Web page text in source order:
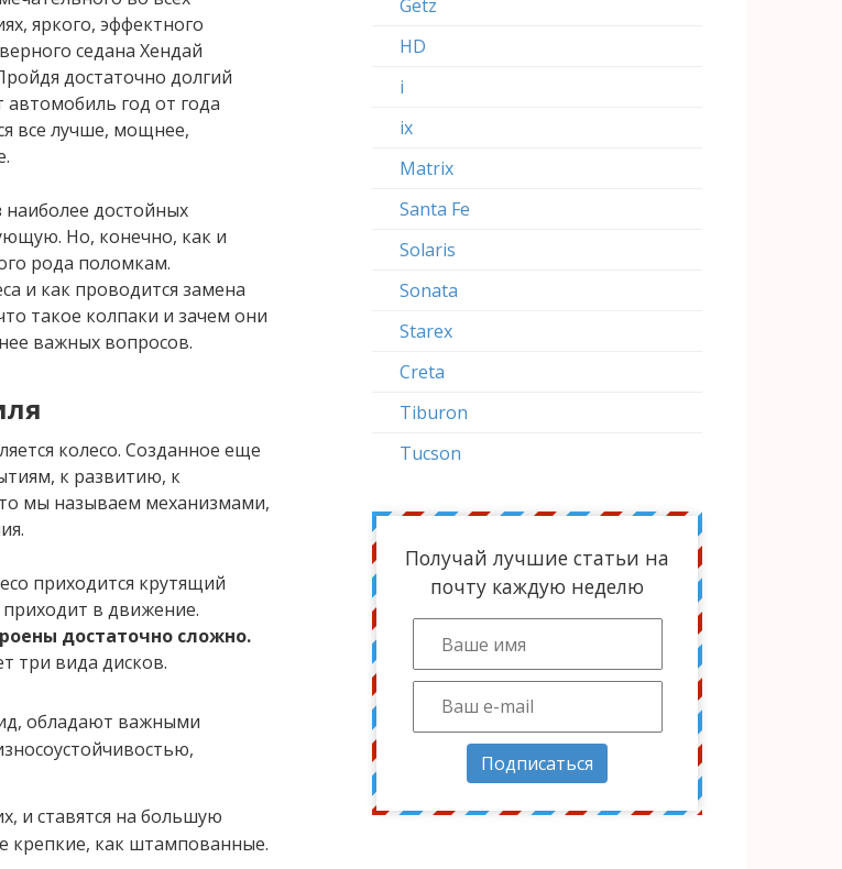
яркого, эффектного
седана Хендай
достаточно долгий
автомобиль год от года
все лучше, мощнее,
наиболее достойных
Но, конечно, как и
рода поломкам.
и как проводится замена
такое колпаки и зачем они
важных вопросов.
колесо. Созданное еще
к развитию, к
мы называем механизмами,
приходится крутящий
в движение.
достаточно сложно.
три вида дисков.
обладают важными
и ставятся на большую
крепкие, как штампованные.
Getz
HD
i
ix
Matrix
Santa Fe
Solaris
Sonata
Starex
Creta
Tiburon
Tucson
Получай лучшие статьи на
почту каждую неделю
Подписаться